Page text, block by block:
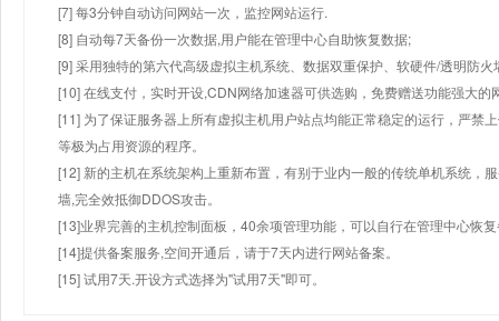
[7] 每3分钟自动访问网站一次，监控网站运行.
[8] 自动每7天备份一次数据,用户能在管理中心自助恢复数据;
[9] 采用独特的第六代高级虚拟主机系统、数据双重保护、软硬件/透明防火
[10] 在线支付，实时开设,CDN网络加速器可供选购，免费赠送功能强大
[11] 为了保证服务器上所有虚拟主机用户站点均能正常稳定的运行，严禁
等极为占用资源的程序。
[12] 新的主机在系统架构上重新布置，有别于业内一般的传统单机系统，
墙,完全效抵御DDOS攻击。
[13]业界完善的主机控制面板，40余项管理功能，可以自行在管理中心恢
[14]提供备案服务,空间开通后，请于7天内进行网站备案。
[15] 试用7天.开设方式选择为"试用7天"即可。